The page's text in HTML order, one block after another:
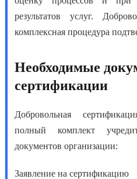
результатов услуг.
комплексная процедура
Необходимые
сертификации
Добровольная
полный комплект
документов организации:
Заявление на сертификацию